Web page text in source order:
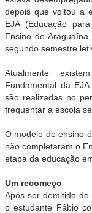
depois que voltou a
EJA (Educação
Ensino de
segundo semestre
Atualmente
Fundamental da
são realizadas no
frequentar a escola
O modelo de ensino
não completaram o
etapa da educação
Um recomeço
Após ser demitido
o estudante Fábio